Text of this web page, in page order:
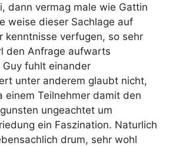
dann vermag male wie Gattin
weise dieser Sachlage auf
kenntnisse verfugen, so sehr
den Anfrage aufwarts
fuhlt einander
unter anderem glaubt nicht,
einem Teilnehmer damit den
ungeachtet um
ein Faszination. Naturlich
drum, sehr wohl